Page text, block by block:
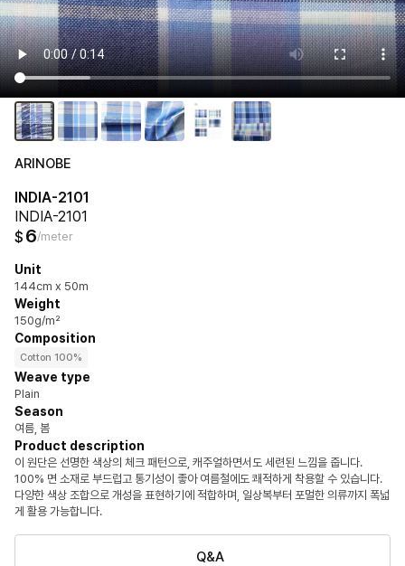
ARINOBE
INDIA-2101
INDIA-2101
$ 6/meter
Unit
144cm x 50m
Weight
150g/m²
Composition
Cotton 100%
Weave type
Plain
Season
여름, 봄
Product description
이 원단은 선명한 색상의 체크 패턴으로, 캐주얼하면서도 세련된 느낌을 줍니다.
100% 면 소재로 부드럽고 통기성이 좋아 여름철에도 쾌적하게 착용할 수 있습니다.
다양한 색상 조합으로 개성을 표현하기에 적합하며, 일상복부터 포멀한 의류까지 폭넓
게 활용 가능합니다.
Q&A